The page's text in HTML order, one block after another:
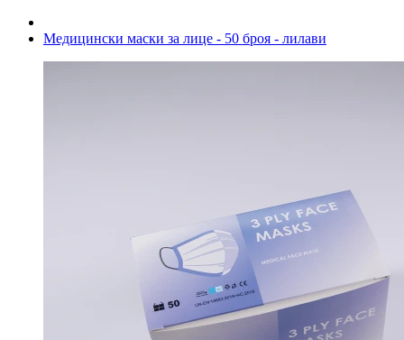
Медицински маски за лице - 50 броя - лилави